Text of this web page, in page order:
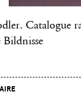
Catalogue